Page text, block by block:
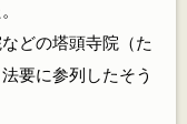
どの塔頭寺院（た
要に参列したそう